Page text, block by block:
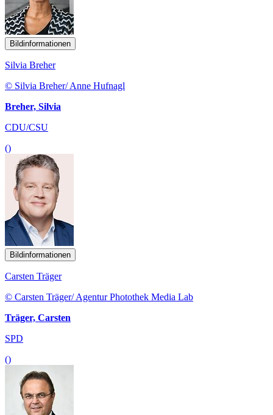
Bildinformationen
Silvia Breher
© Silvia Breher/ Anne Hufnagl
Breher, Silvia
CDU/CSU
()
Bildinformationen
Carsten Träger
© Carsten Träger/ Agentur Photothek Media Lab
Träger, Carsten
SPD
()